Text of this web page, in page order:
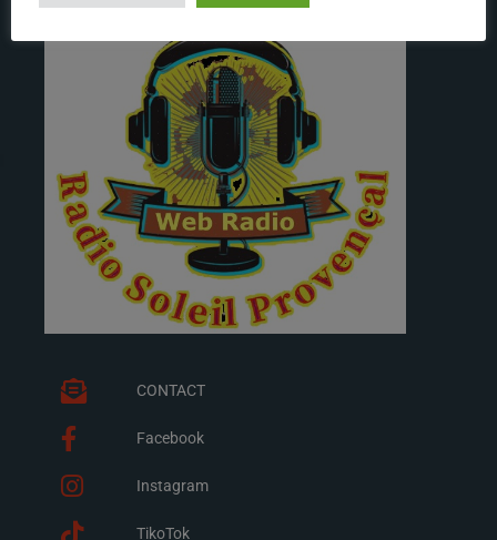
CONTACT
Facebook
Instagram
TikoTok